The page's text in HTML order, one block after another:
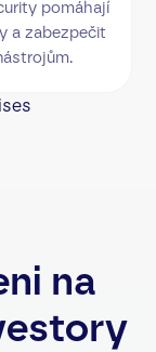
pomáhají
a zabezpečit
na